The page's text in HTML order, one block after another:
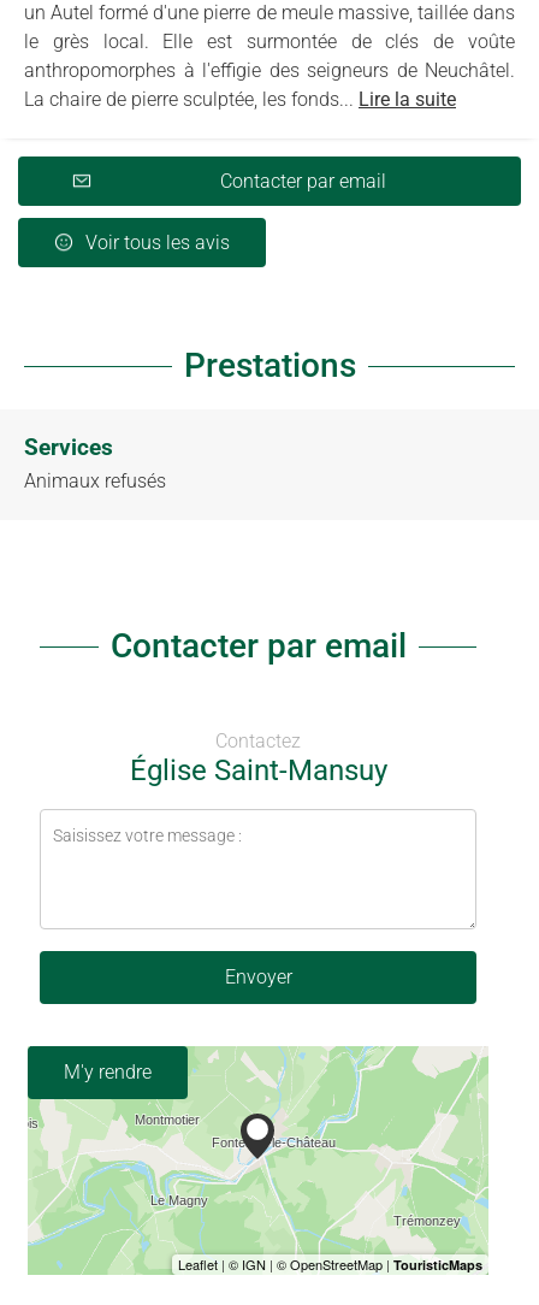
un Autel formé d'une pierre de meule massive, taillée dans
le grès local. Elle est surmontée de clés de voûte
anthropomorphes à l'effigie des seigneurs de Neuchâtel.
La chaire de pierre sculptée, les fonds... Lire la suite
Contacter par email
Voir tous les avis
Prestations
Services
Animaux refusés
Contacter par email
Contactez
Église Saint-Mansuy
Envoyer
M'y rendre